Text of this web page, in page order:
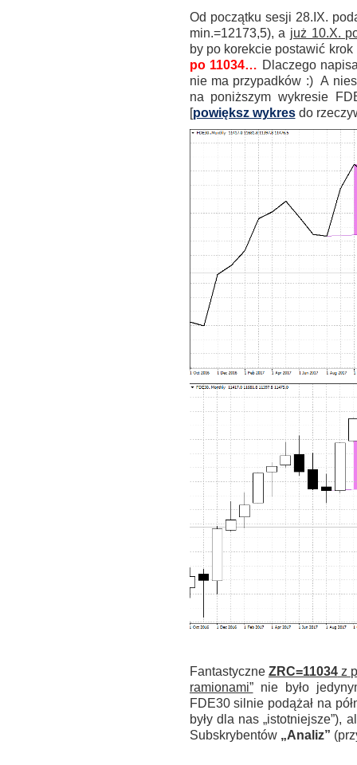
Od początku sesji 28.IX.
min.=12173,5), a już 10.X.
by po korekcie postawić
po 11034… Dlaczego
nie ma przypadków :) A
na poniższym wykresie
[powiększ wykresdo
Fantastyczne ZRC=11034z
ramionami”nie było
FDE30 silnie podążał na
były dla nas „istotniejsze”),
Subskrybentów „Analiz”